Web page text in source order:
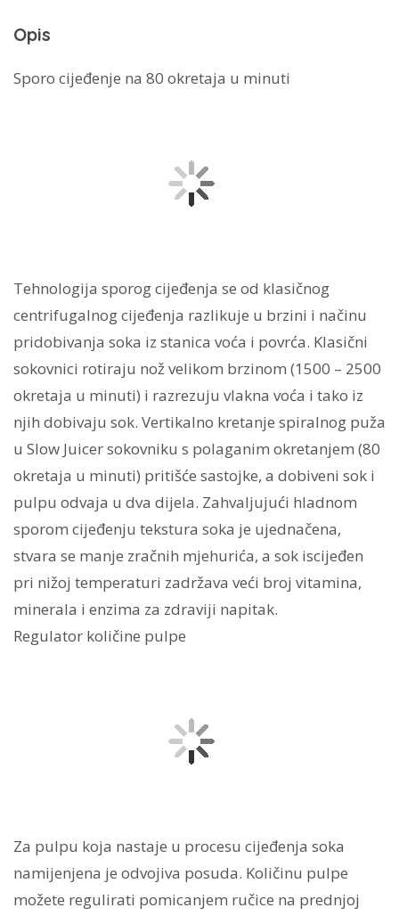
količina
Opis
Sporo cijeđenje na 80 okretaja u minuti
Tehnologija sporog cijeđenja se od klasičnog
centrifugalnog cijeđenja razlikuje u brzini i načinu
pridobivanja soka iz stanica voća i povrća. Klasični
sokovnici rotiraju nož velikom brzinom (1500 – 2500
okretaja u minuti) i razrezuju vlakna voća i tako iz
njih dobivaju sok. Vertikalno kretanje spiralnog puža
u Slow Juicer sokovniku s polaganim okretanjem (80
okretaja u minuti) pritišće sastojke, a dobiveni sok i
pulpu odvaja u dva dijela. Zahvaljujući hladnom
sporom cijeđenju tekstura soka je ujednačena,
stvara se manje zračnih mjehurića, a sok iscijeđen
pri nižoj temperaturi zadržava veći broj vitamina,
minerala i enzima za zdraviji napitak.
Regulator količine pulpe
Za pulpu koja nastaje u procesu cijeđenja soka
namijenjena je odvojiva posuda. Količinu pulpe
možete regulirati pomicanjem ručice na prednjoj